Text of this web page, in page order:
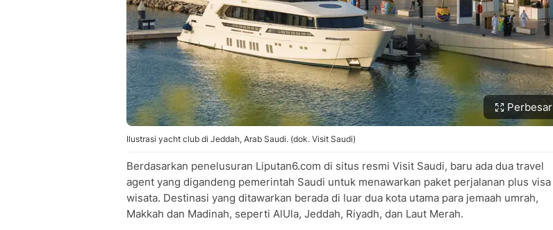
Perbesar
Ilustrasi yacht club di Jeddah, Arab Saudi. (dok. Visit Saudi)
Berdasarkan penelusuran Liputan6.com di situs resmi Visit Saudi, baru ada dua travel
agent yang digandeng pemerintah Saudi untuk menawarkan paket perjalanan plus visa
wisata. Destinasi yang ditawarkan berada di luar dua kota utama para jemaah umrah,
Makkah dan Madinah, seperti AlUla, Jeddah, Riyadh, dan Laut Merah.